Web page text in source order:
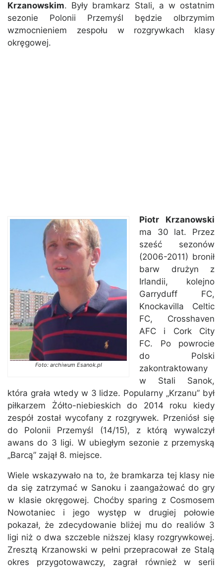
Krzanowskim. Były bramkarz Stali, a w ostatnim
sezonie Polonii Przemyśl będzie olbrzymim
wzmocnieniem zespołu w rozgrywkach klasy
okręgowej.
Foto: archiwum Esanok.pl
Piotr Krzanowski
ma 30 lat. Przez
sześć sezonów
(2006-2011) bronił
barw drużyn z
Irlandii, kolejno
Garryduff FC,
Knockavilla Celtic
FC, Crosshaven
AFC i Cork City
FC. Po powrocie
do Polski
zakontraktowany
w Stali Sanok,
która grała wtedy w 3 lidze. Popularny „Krzanu” był
piłkarzem Żółto-niebieskich do 2014 roku kiedy
zespół został wycofany z rozgrywek. Przeniósł się
do Polonii Przemyśl (14/15), z którą wywalczył
awans do 3 ligi. W ubiegłym sezonie z przemyską
„Barcą” zajął 8. miejsce.
Wiele wskazywało na to, że bramkarza tej klasy nie
da się zatrzymać w Sanoku i zaangażować do gry
w klasie okręgowej. Choćby sparing z Cosmosem
Nowotaniec i jego występ w drugiej połowie
pokazał, że zdecydowanie bliżej mu do realiów 3
ligi niż o dwa szczeble niższej klasy rozgrywkowej.
Zresztą Krzanowski w pełni przepracował ze Stalą
okres przygotowawczy, zagrał również w serii